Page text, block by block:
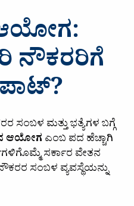
ನೌಕರರಿಗೆ
ಸಂಬಳ ಮತ್ತು ಭತ್ಯೆಗಳ ಬಗ್ಗೆ
ಆಯೋಗ ಎಂಬ ಪದ ಹೆಚ್ಚಾಗಿ
ಸರ್ಕಾರ ವೇತನ
ಸಂಬಳ ವ್ಯವಸ್ಥೆಯನ್ನು